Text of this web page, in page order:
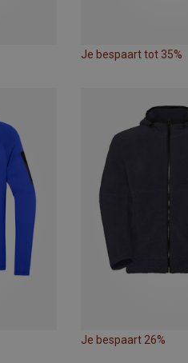
Je bespaart tot 35%
Je bespaart 26%